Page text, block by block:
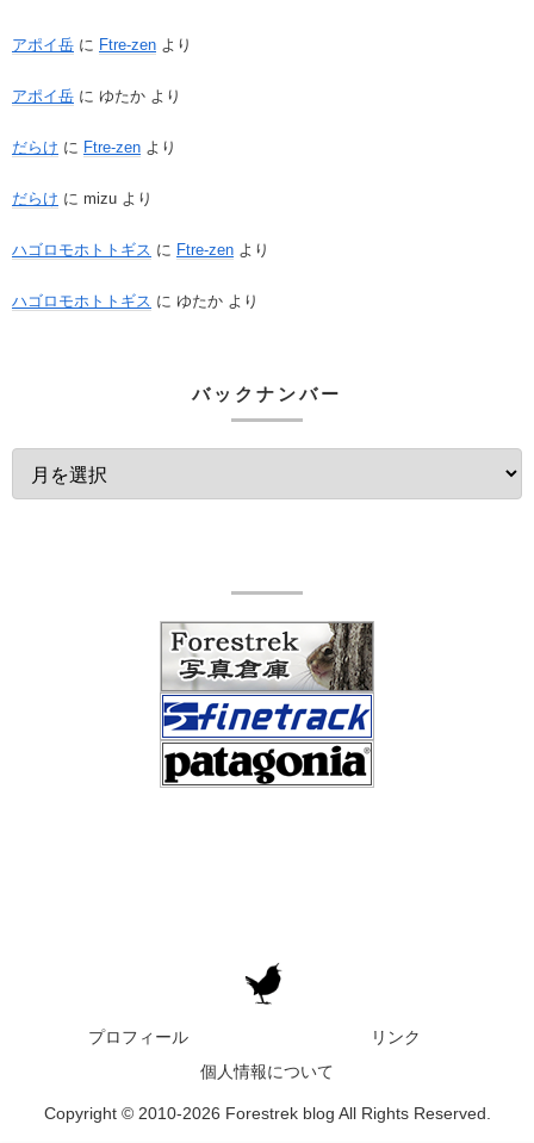
アポイ岳 に Ftre-zen より
アポイ岳 に ゆたか より
だらけ に Ftre-zen より
だらけ に mizu より
ハゴロモホトトギス に Ftre-zen より
ハゴロモホトトギス に ゆたか より
バックナンバー
プロフィール
リンク
個人情報について
Copyright © 2010-2026 Forestrek blog All Rights Reserved.